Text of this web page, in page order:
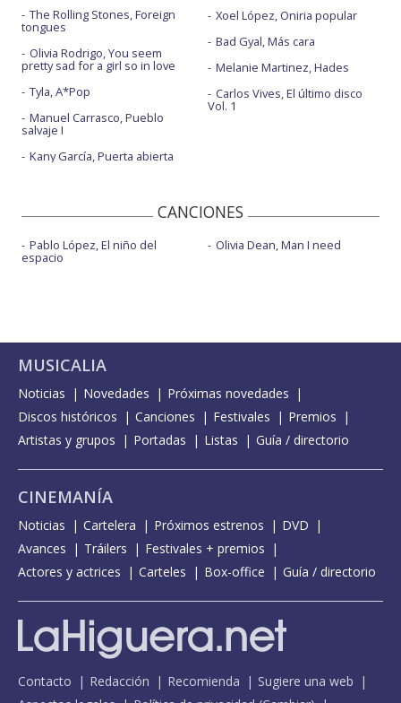
The Rolling Stones, Foreign
tongues
Olivia Rodrigo, You seem
pretty sad for a girl so in love
Tyla, A*Pop
Manuel Carrasco, Pueblo
salvaje I
Kany García, Puerta abierta
Xoel López, Oniria popular
Bad Gyal, Más cara
Melanie Martinez, Hades
Carlos Vives, El último disco
Vol. 1
CANCIONES
Pablo López, El niño del
espacio
Olivia Dean, Man I need
MUSICALIA
Noticias Novedades
Próximas novedades
Discos históricos
Canciones Festivales
Premios
Artistas y grupos
Portadas Listas Guía / directorio
CINEMANÍA
Noticias Cartelera Próximos estrenos
DVD
Avances
Tráilers
Festivales + premios
Actores y actrices
Carteles Box-office Guía / directorio
Contacto Redacción Recomienda
Sugiere una web